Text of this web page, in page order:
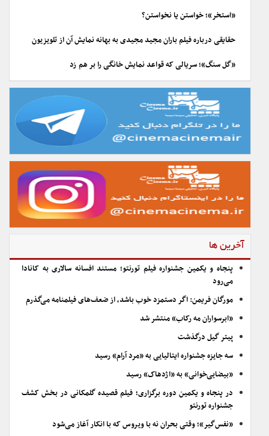
«استخر»؛ خواستن یا نخواستن؟
حقایقی درباره فیلم باران مجید مجیدی به بهانه نمایش آن از تلویزیون
«گل سنگ»؛ سریالی که قواعد نمایش خانگی را بر هم زد
آخرین ها
پنجاه و یکمین جشنواره فیلم تورنتو؛ مستند افسانه سالاری به کانادا
می‌رود
مورگان فریمن: اگر دستمزد خوب باشد، از ضعف‌های فیلمنامه می‌گذرم
«ابرسواران مه رکاب» منتشر شد
پیتر گیل درگذشت
سه جایزه جشنواره ایتالیایی به «مرد آرام» رسید
«بیضایی‌خوانی» به «اژدهاک» رسید
در پنجاه و یکمین دوره برگزاری؛ فیلم قصیده گلمکانی در بخش کشف
جشنواره تورنتو
«نفس‌گیر»؛ وقتی بحران نه با ویروس که با انکار آغاز می‌شود